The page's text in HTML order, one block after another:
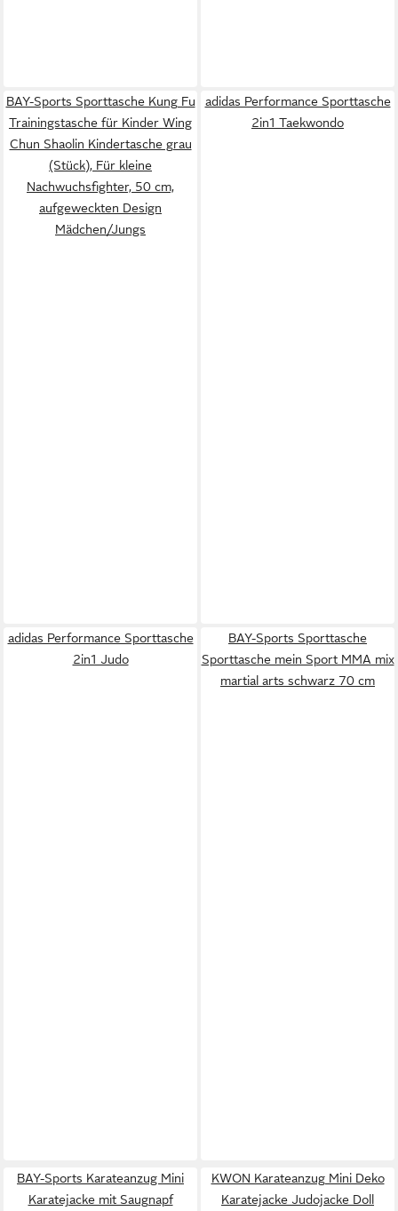
BAY-Sports Sporttasche Kung Fu
Trainingstasche für Kinder Wing
Chun Shaolin Kindertasche grau
(Stück), Für kleine
Nachwuchsfighter, 50 cm,
aufgeweckten Design
Mädchen/Jungs
adidas Performance Sporttasche
2in1 Taekwondo
adidas Performance Sporttasche
2in1 Judo
BAY-Sports Sporttasche
Sporttasche mein Sport MMA mix
martial arts schwarz 70 cm
BAY-Sports Karateanzug Mini
Karatejacke mit Saugnapf
KWON Karateanzug Mini Deko
Karatejacke Judojacke Doll